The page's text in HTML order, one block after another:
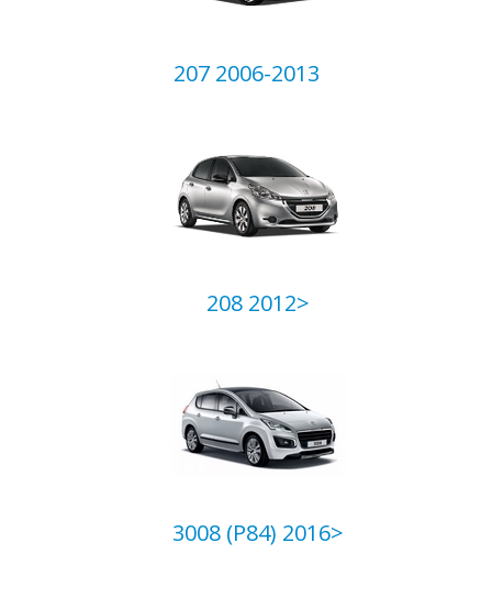
207 2006-2013
208 2012>
3008 (P84) 2016>